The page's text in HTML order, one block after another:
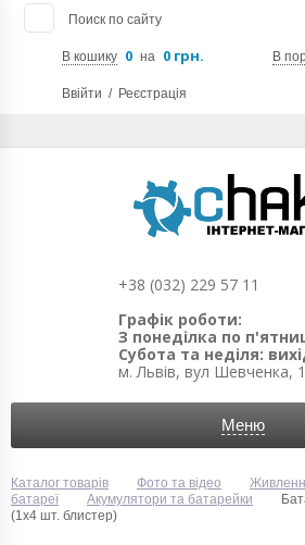
Поиск по сайту
В кошику 0 на 0 грн. В
Ввійти / Реєстрація
+38 (032) 229 57 11
Графік роботи:
З понеділка по
Субота та неділя:
м. Львів, вул Шевченка,
Меню
Каталог товарів Фото та відео
батареї
Акумулятори та батарейки
(1x4 шт. блистер)